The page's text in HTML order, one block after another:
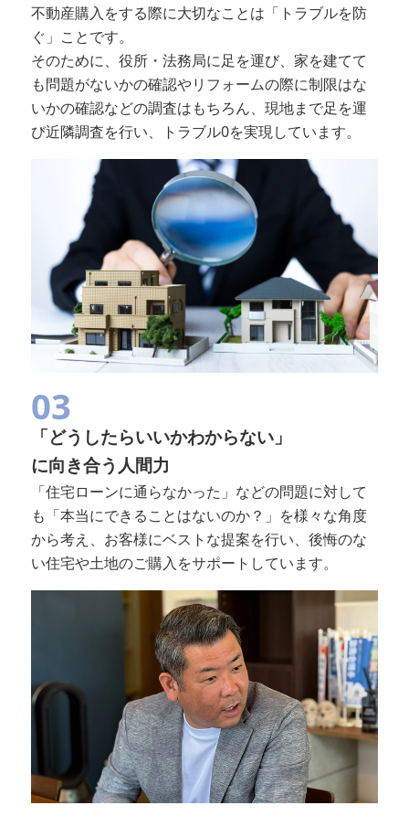
不動産購入をする際に大切なことは「トラブルを防
ぐ」ことです。
そのために、役所・法務局に足を運び、家を建てて
も問題がないかの確認やリフォームの際に制限はな
いかの確認などの調査はもちろん、現地まで足を運
び近隣調査を行い、トラブル0を実現しています。
03
「どうしたらいいかわからない」
に向き合う人間力
「住宅ローンに通らなかった」などの問題に対して
も「本当にできることはないのか？」を様々な角度
から考え、お客様にベストな提案を行い、後悔のな
い住宅や土地のご購入をサポートしています。